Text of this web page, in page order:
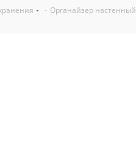
- Органайзер